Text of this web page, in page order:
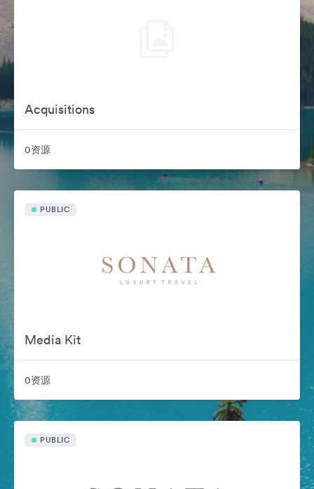
Acquisitions
0资源
PUBLIC
Media Kit
0资源
PUBLIC